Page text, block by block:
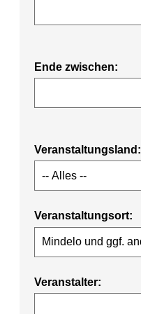
Ende zwischen:
Veranstaltungsland:
Veranstaltungsort:
Veranstalter: